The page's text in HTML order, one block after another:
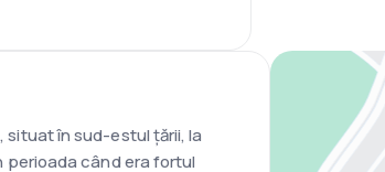
situat în sud-estul țării, la
perioada când era fortul